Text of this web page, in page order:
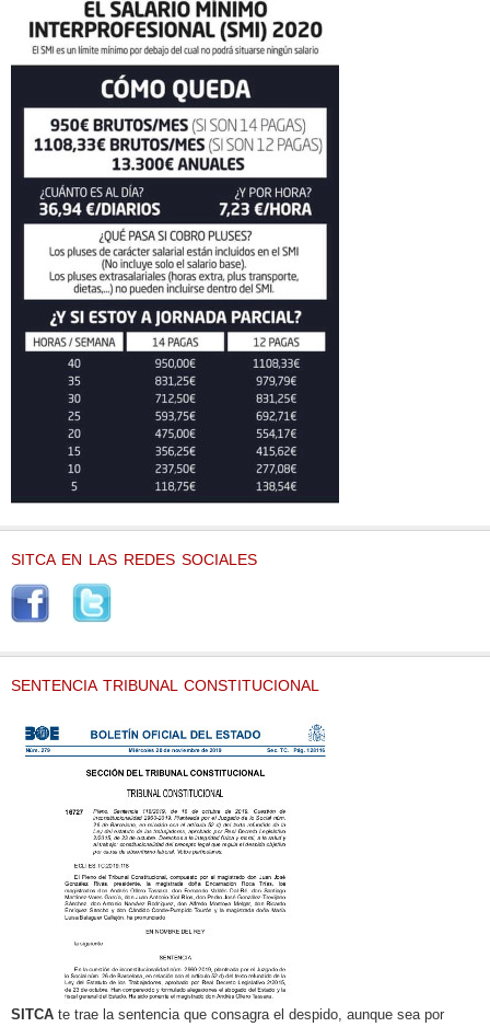
SITCA EN LAS REDES SOCIALES
SENTENCIA TRIBUNAL CONSTITUCIONAL
SITCA te trae la sentencia que consagra el despido, aunque sea por